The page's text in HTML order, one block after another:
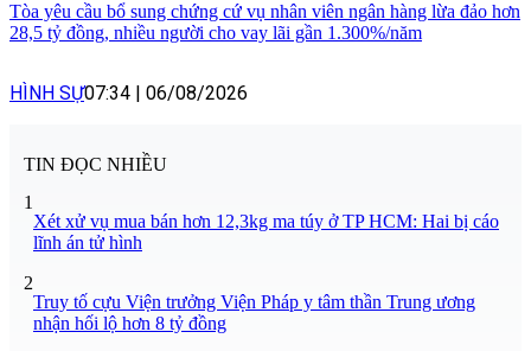
Tòa yêu cầu bổ sung chứng cứ vụ nhân viên ngân hàng lừa đảo hơn
28,5 tỷ đồng, nhiều người cho vay lãi gần 1.300%/năm
HÌNH SỰ07:34 | 06/08/2026
TIN ĐỌC NHIỀU
1
Xét xử vụ mua bán hơn 12,3kg ma túy ở TP HCM: Hai bị cáo
lĩnh án tử hình
2
Truy tố cựu Viện trưởng Viện Pháp y tâm thần Trung ương
nhận hối lộ hơn 8 tỷ đồng